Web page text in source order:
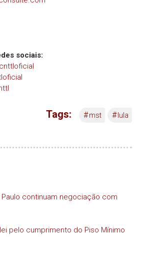
sociais:
Tags: #mst #lula
continuam negociação com
pelo cumprimento do Piso Mínimo